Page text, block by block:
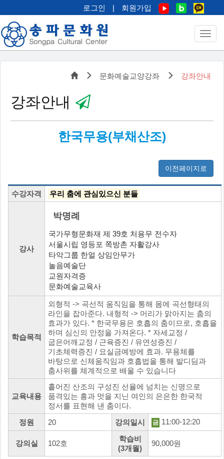
로그인 | 회원가입
문화예술교양강좌 강좌안내
강좌안내
한국무용(부채산조)
이전페이지로
수강자격 우리 춤에 관심있으신 분들
강사
박명례
국가무형문화재 제 39호 처용무 전수자
서울시립 영등포 쪽방촌 자활강사
타악그룹 한얼 상임안무가
놀음예술단
교원자격증
문화예술교육사
학습목적
외형적 -> 곡선적 움직임을 통해 몸에 곡선형태의
라인을 잡아준다. 내형적 -> 머리가 맑아지는 춤의
효과가 있다. * 한국무용은 호흡의 춤이므로, 호흡을
하며 심신의 안정을 가져온다. * 자세교정 /
굽은어깨교정 / 근육증진 / 유연성증진 /
기초체력증진 / 요실금예방에 효과. 무용체를
바탕으로 신체움직임과 호흡법을 통해 발디딤과
춤사위를 체계적으로 배울 수 있습니다
교육내용
흩어진 산조의 구성진 선율에 넘치는 신명으로
품격있는 흥과 멋을 지닌 여인의 은은한 한국적
정서를 표현해 낸 춤이다.
정원
20 강의일시 금 11:00-12:20
강의실 102호
학습비
(3개월)
90,000원